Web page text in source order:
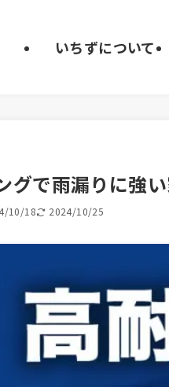
いちずについて
グで雨漏りに強
10/18 2024/10/25